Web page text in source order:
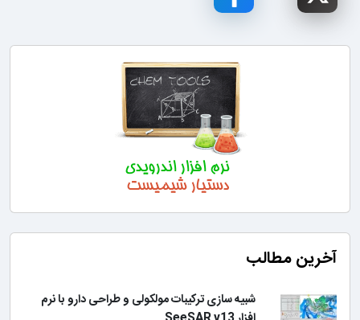
آخرین مطالب
شبیه سازی ترکیبات مولکولی و طراحی دارو با نرم